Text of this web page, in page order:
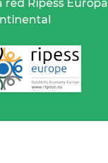
red Ripess Europa